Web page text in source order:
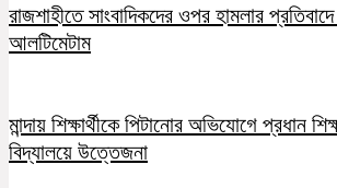
রাজশাহীতে সাংবাদিকদের ওপর হামলার
আলটিমেটাম
মান্দায় শিক্ষার্থীকে পিটানোর অভিযোগে প্রধান
বিদ্যালয়ে উত্তেজনা